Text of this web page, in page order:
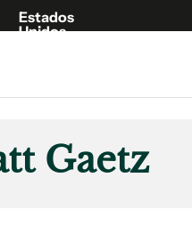
Estados
Unidos
Fúnebres
Gaetz